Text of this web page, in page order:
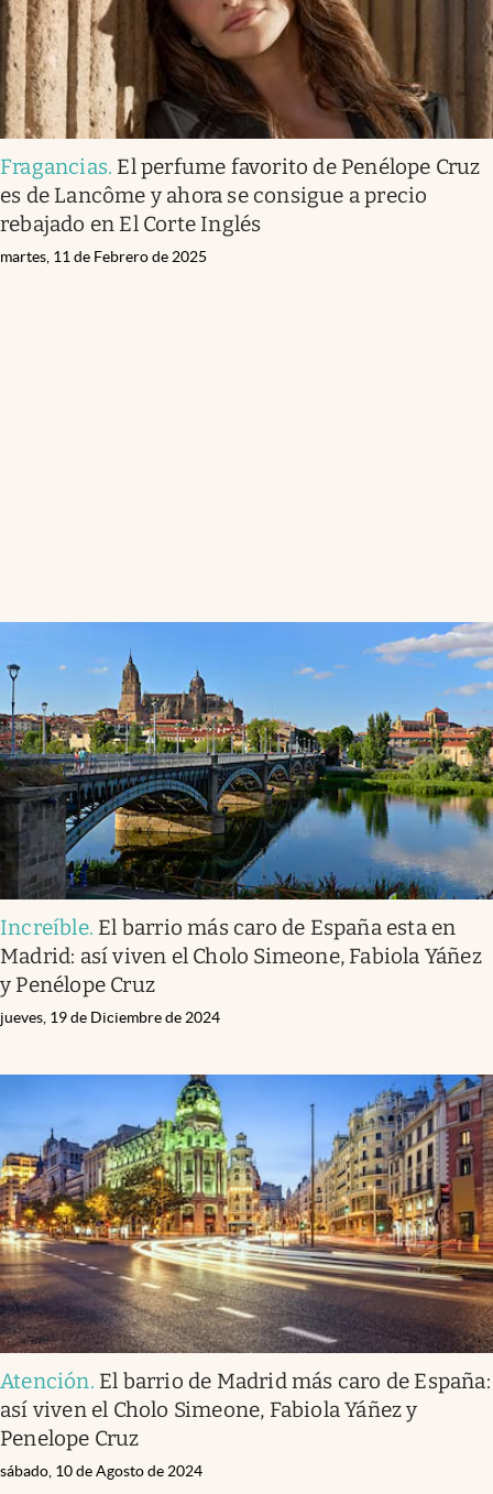
Fragancias. El perfume favorito de Penélope Cruz
es de Lancôme y ahora se consigue a precio
rebajado en El Corte Inglés
martes, 11 de Febrero de 2025
Increíble. El barrio más caro de España esta en
Madrid: así viven el Cholo Simeone, Fabiola Yáñez
y Penélope Cruz
jueves, 19 de Diciembre de 2024
Atención. El barrio de Madrid más caro de España:
así viven el Cholo Simeone, Fabiola Yáñez y
Penelope Cruz
sábado, 10 de Agosto de 2024